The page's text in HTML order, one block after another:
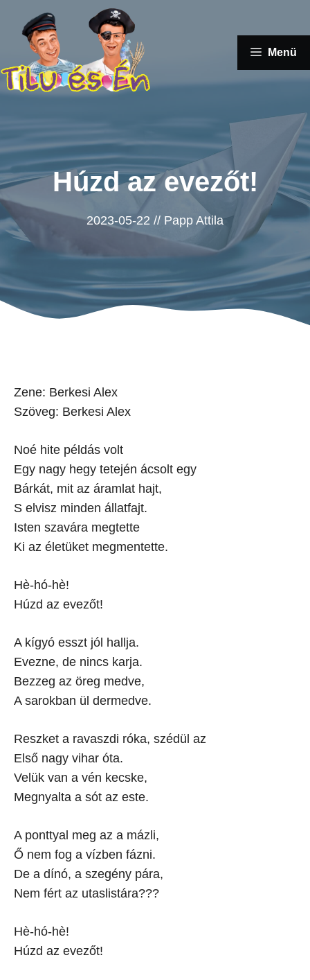
tartalomba
Menü
Húzd az evezőt!
2023-05-22 // Papp Attila
Zene: Berkesi Alex
Szöveg: Berkesi Alex
Noé hite példás volt
Egy nagy hegy tetején ácsolt egy
Bárkát, mit az áramlat hajt,
S elvisz minden állatfajt.
Isten szavára megtette
Ki az életüket megmentette.
Hè-hó-hè!
Húzd az evezőt!
A kígyó esszt jól hallja.
Evezne, de nincs karja.
Bezzeg az öreg medve,
A sarokban ül dermedve.
Reszket a ravaszdi róka, szédül az
Első nagy vihar óta.
Velük van a vén kecske,
Megnyalta a sót az este.
A ponttyal meg az a mázli,
Ő nem fog a vízben fázni.
De a dínó, a szegény pára,
Nem fért az utaslistára???
Hè-hó-hè!
Húzd az evezőt!